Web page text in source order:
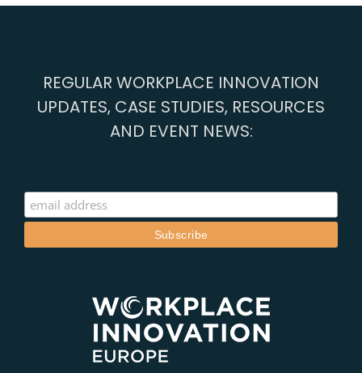
REGULAR WORKPLACE INNOVATION
UPDATES, CASE STUDIES, RESOURCES
AND EVENT NEWS: